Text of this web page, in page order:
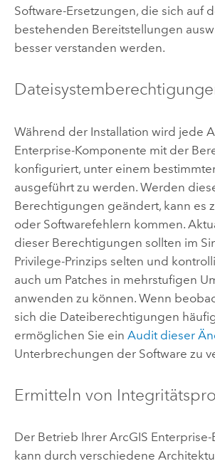
Software-Ersetzungen, die sich auf
bestehenden Bereitstellungen
besser verstanden werden.
Während der Installation wird jede
Enterprise-Komponente mit der
konfiguriert, unter einem
ausgeführt zu werden. Werden
Berechtigungen geändert, kann es
oder Softwarefehlern kommen.
dieser Berechtigungen sollten im
Privilege-Prinzips selten und
auch um Patches in mehrstufigen
anwenden zu können. Wenn
sich die Dateiberechtigungen
ermöglichen Sie ein Audit dieser
Unterbrechungen der Software zu
Ermitteln von
Der Betrieb Ihrer ArcGIS Enterprise-
kann durch verschiedene